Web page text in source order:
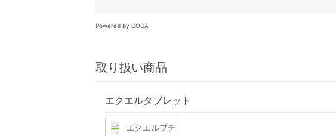
Powered by GOGA
取り扱い商品
エクエルタブレット
エクエルプチ